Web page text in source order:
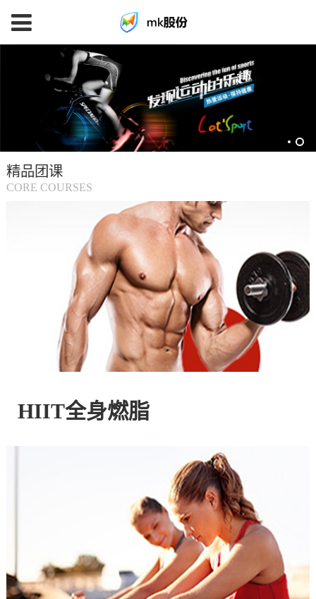
育
(中
有
官
精品团课
CORE COURSES
HIIT全身燃脂